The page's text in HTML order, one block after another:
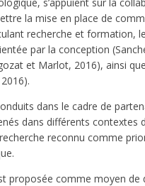
la mise en place de
recherche et formation,
par la conception
et Marlot, 2016), ainsi
dans le cadre de
dans différents contextes
reconnu comme
proposée comme moyen de